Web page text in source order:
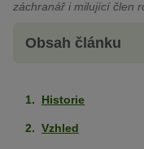
záchranář i milující člen
Obsah článku
Historie
Vzhled